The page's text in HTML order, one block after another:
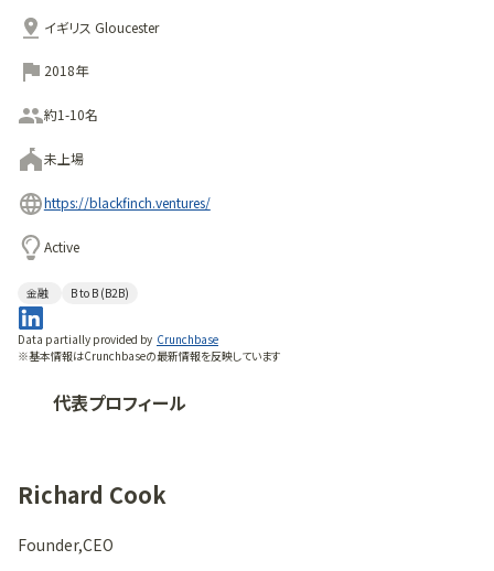
イギリス Gloucester
2018年
約1-10名
未上場
https://blackfinch.ventures/
Active
金融 B to B (B2B)
Data partially provided by Crunchbase
※基本情報はCrunchbaseの最新情報を反映しています
代表プロフィール
Richard Cook
Founder,CEO